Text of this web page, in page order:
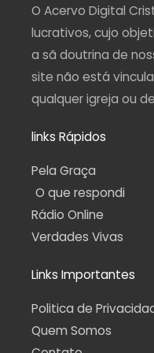
a
m
k
-
f
m p
O Acervo Digital
lucrativos, cujo
a sã doutrina de
site não está
qualquer igreja ou
links Rápidos
Pela Graça
O que respondi
Rádio Online
Verdades Vivas
Links Importantes
Politica de
Quem Somos